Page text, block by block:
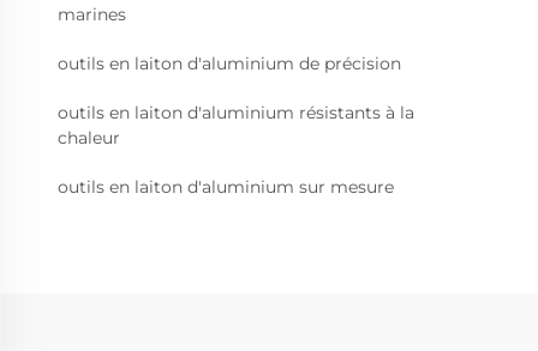
marines
outils en laiton d'aluminium de précision
outils en laiton d'aluminium résistants à la
chaleur
outils en laiton d'aluminium sur mesure